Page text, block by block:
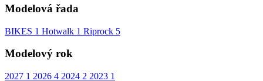
Modelová řada
BIKES 1 Hotwalk 1 Riprock 5
Modelový rok
2027 1 2026 4 2024 2 2023 1